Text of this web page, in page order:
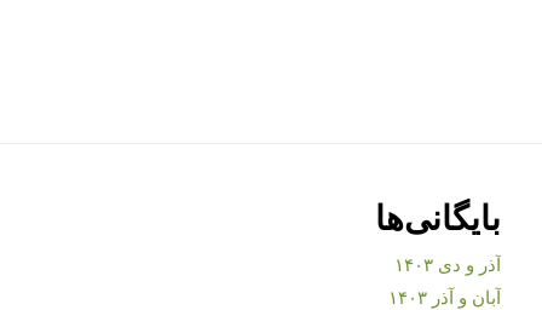
بایگانی‌ها
آذر و دی ۱۴۰۳
آبان و آذر ۱۴۰۳